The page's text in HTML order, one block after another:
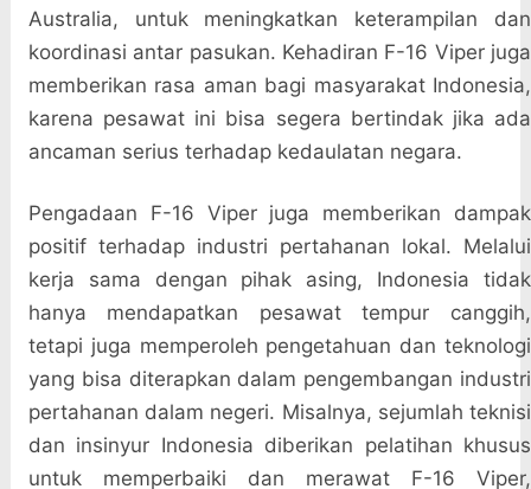
Australia, untuk meningkatkan keterampilan dan
koordinasi antar pasukan. Kehadiran F-16 Viper juga
memberikan rasa aman bagi masyarakat Indonesia,
karena pesawat ini bisa segera bertindak jika ada
ancaman serius terhadap kedaulatan negara.
Pengadaan F-16 Viper juga memberikan dampak
positif terhadap industri pertahanan lokal. Melalui
kerja sama dengan pihak asing, Indonesia tidak
hanya mendapatkan pesawat tempur canggih,
tetapi juga memperoleh pengetahuan dan teknologi
yang bisa diterapkan dalam pengembangan industri
pertahanan dalam negeri. Misalnya, sejumlah teknisi
dan insinyur Indonesia diberikan pelatihan khusus
untuk memperbaiki dan merawat F-16 Viper,